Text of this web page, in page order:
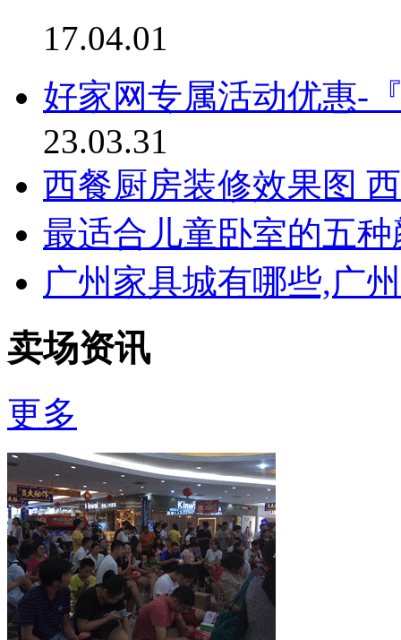
17.04.01
好家网专属活动优惠-
23.03.31
西餐厨房装修效果图
最适合儿童卧室的五
广州家具城有哪些,广
卖场资讯
更多